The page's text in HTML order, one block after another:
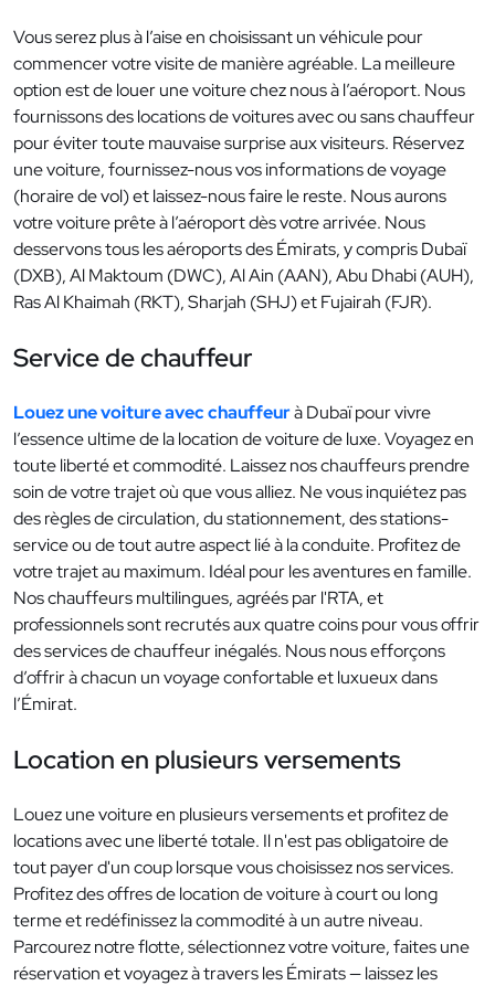
Vous serez plus à l’aise en choisissant un véhicule pour
commencer votre visite de manière agréable. La meilleure
option est de louer une voiture chez nous à l’aéroport. Nous
fournissons des locations de voitures avec ou sans chauffeur
pour éviter toute mauvaise surprise aux visiteurs. Réservez
une voiture, fournissez-nous vos informations de voyage
(horaire de vol) et laissez-nous faire le reste. Nous aurons
votre voiture prête à l’aéroport dès votre arrivée. Nous
desservons tous les aéroports des Émirats, y compris Dubaï
(DXB), Al Maktoum (DWC), Al Ain (AAN), Abu Dhabi (AUH),
Ras Al Khaimah (RKT), Sharjah (SHJ) et Fujairah (FJR).
Service de chauffeur
Louez une voiture avec chauffeurà Dubaï pour vivre
l’essence ultime de la location de voiture de luxe. Voyagez en
toute liberté et commodité. Laissez nos chauffeurs prendre
soin de votre trajet où que vous alliez. Ne vous inquiétez pas
des règles de circulation, du stationnement, des stations-
service ou de tout autre aspect lié à la conduite. Profitez de
votre trajet au maximum. Idéal pour les aventures en famille.
Nos chauffeurs multilingues, agréés par l'RTA, et
professionnels sont recrutés aux quatre coins pour vous offrir
des services de chauffeur inégalés. Nous nous efforçons
d’offrir à chacun un voyage confortable et luxueux dans
l’Émirat.
Location en plusieurs versements
Louez une voiture en plusieurs versements et profitez de
locations avec une liberté totale. Il n'est pas obligatoire de
tout payer d'un coup lorsque vous choisissez nos services.
Profitez des offres de location de voiture à court ou long
terme et redéfinissez la commodité à un autre niveau.
Parcourez notre flotte, sélectionnez votre voiture, faites une
réservation et voyagez à travers les Émirats — laissez les